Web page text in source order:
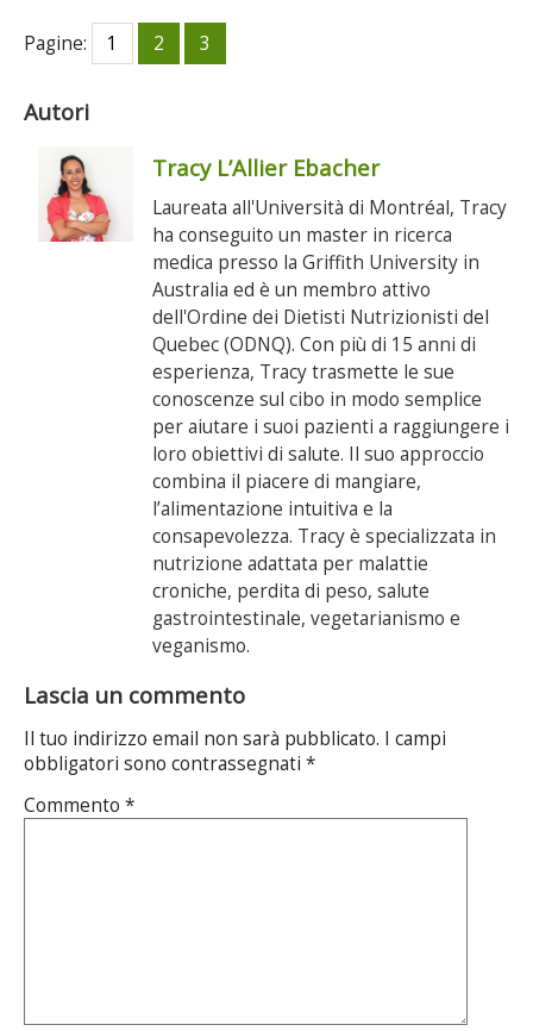
Pagine: 1 2 3
Autori
Tracy L’Allier Ebacher
Laureata all'Università di Montréal, Tracy
ha conseguito un master in ricerca
medica presso la Griffith University in
Australia ed è un membro attivo
dell'Ordine dei Dietisti Nutrizionisti del
Quebec (ODNQ). Con più di 15 anni di
esperienza, Tracy trasmette le sue
conoscenze sul cibo in modo semplice
per aiutare i suoi pazienti a raggiungere i
loro obiettivi di salute. Il suo approccio
combina il piacere di mangiare,
l’alimentazione intuitiva e la
consapevolezza. Tracy è specializzata in
nutrizione adattata per malattie
croniche, perdita di peso, salute
gastrointestinale, vegetarianismo e
veganismo.
Lascia un commento
Il tuo indirizzo email non sarà pubblicato. I campi
obbligatori sono contrassegnati *
Commento *